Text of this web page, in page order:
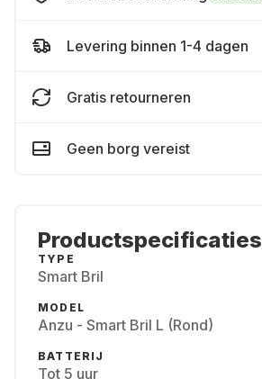
Levering binnen 1-4 dagen
Gratis retourneren
Geen borg vereist
Productspecificaties
TYPE
Smart Bril
MODEL
Anzu - Smart Bril L (Rond)
BATTERIJ
Tot 5 uur